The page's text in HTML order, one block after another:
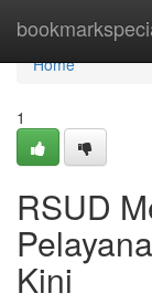
Home
Home
1
RSUD
Kini